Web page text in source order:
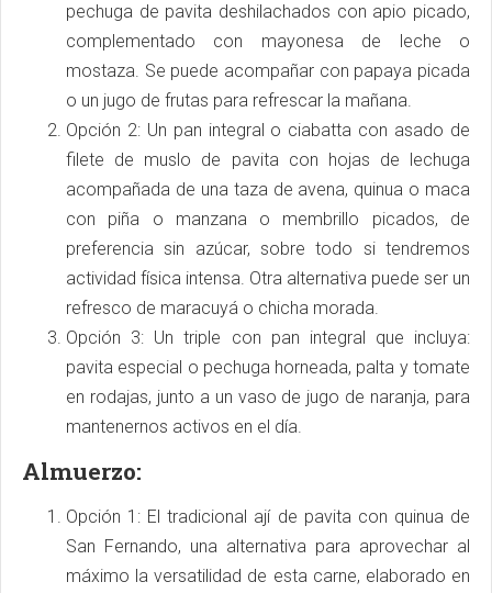
pechuga de pavita deshilachados con apio picado,
complementado con mayonesa de leche o
mostaza. Se puede acompañar con papaya picada
o un jugo de frutas para refrescar la mañana.
Opción 2: Un pan integral o ciabatta con asado de
filete de muslo de pavita con hojas de lechuga
acompañada de una taza de avena, quinua o maca
con piña o manzana o membrillo picados, de
preferencia sin azúcar, sobre todo si tendremos
actividad física intensa. Otra alternativa puede ser un
refresco de maracuyá o chicha morada.
Opción 3: Un triple con pan integral que incluya:
pavita especial o pechuga horneada, palta y tomate
en rodajas, junto a un vaso de jugo de naranja, para
mantenernos activos en el día.
Almuerzo:
Opción 1: El tradicional ají de pavita con quinua de
San Fernando, una alternativa para aprovechar al
máximo la versatilidad de esta carne, elaborado en